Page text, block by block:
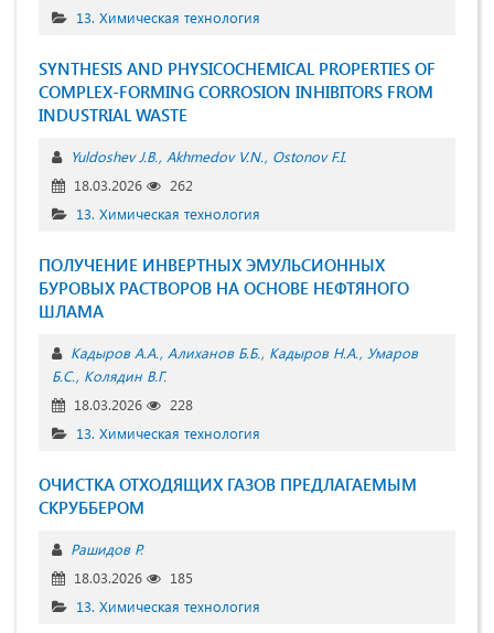
13. Химическая технология
SYNTHESIS AND PHYSICOCHEMICAL PROPERTIES OF
COMPLEX-FORMING CORROSION INHIBITORS FROM
INDUSTRIAL WASTE
Yuldoshev J.B. Akhmedov V.N. Ostonov F.I.
18.03.2026
262
13. Химическая технология
ПОЛУЧЕНИЕ ИНВЕРТНЫХ ЭМУЛЬСИОННЫХ
БУРОВЫХ РАСТВОРОВ НА ОСНОВЕ НЕФТЯНОГО
ШЛАМА
Кадыров А.А. Алиханов Б.Б. Кадыров Н.А. Умаров
Б.С. Колядин В.Г.
18.03.2026
228
13. Химическая технология
ОЧИСТКА ОТХОДЯЩИХ ГАЗОВ ПРЕДЛАГАЕМЫМ
СКРУББЕРОМ
Рашидов Р.
18.03.2026
185
13. Химическая технология